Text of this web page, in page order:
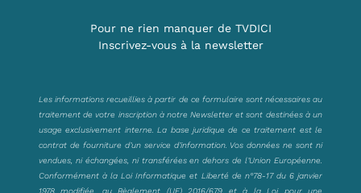
Pour ne rien manquer de TVDICI
Inscrivez-vous à la newsletter
Les informations recueillies à partir de ce formulaire sont nécessaires au
traitement de votre inscription à notre Newsletter et sont destinées à un
usage exclusivement interne. La base juridique de ce traitement est le
contrat de fourniture d’un service d’information. Vos données ne sont ni
vendues, ni échangées, ni transférées en dehors de l’Union Européenne.
Conformément à la Loi Informatique et Liberté de n°78-17 du 6 janvier
1978 modifiée, au Règlement (UE) 2016/679 et à la Loi pour une